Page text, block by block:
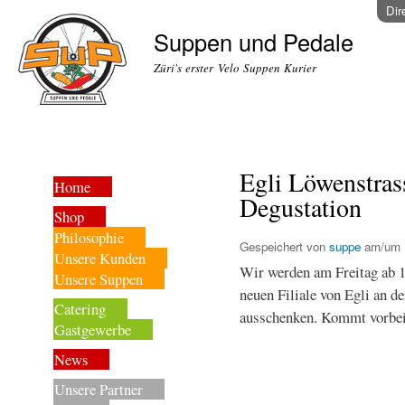
Suppen und Pedale
Züri's erster Velo Suppen Kurier
Home
Shop
Philosophie
Unsere Kunden
Unsere Suppen
Catering
Gastgewerbe
News
Unsere Partner
Egli
Degustation
Gespeichert von suppe am/um
Wir werden am Freitag ab
neuen Filiale von Egli an
ausschenken. Kommt